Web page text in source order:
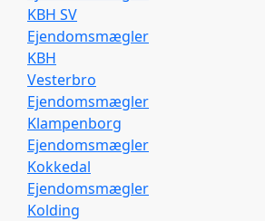
KBH SV
Ejendomsmægler
KBH
Vesterbro
Ejendomsmægler
Klampenborg
Ejendomsmægler
Kokkedal
Ejendomsmægler
Kolding